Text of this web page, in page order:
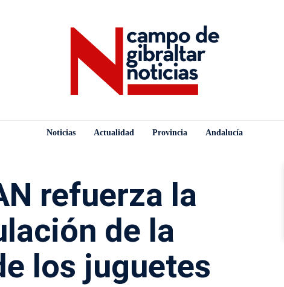
Noticias Actualidad Provincia Andalucía
refuerza la
de la
los juguetes